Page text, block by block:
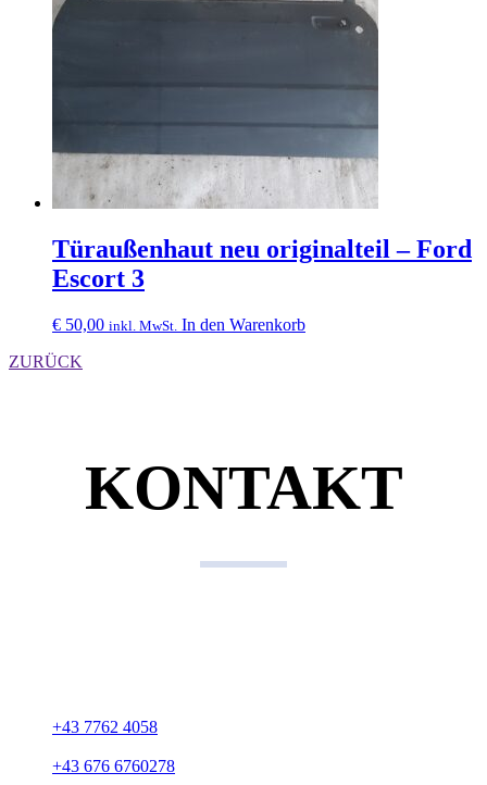
Türaußenhaut neu originalteil – Ford
Escort 3
€ 50,00 inkl. MwSt. In den Warenkorb
ZURÜCK
KONTAKT
+43 7762 4058
+43 676 6760278